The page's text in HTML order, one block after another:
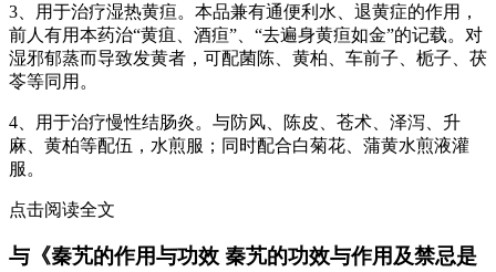
3、用于治疗湿热黄疸。本品兼有通便利水、退黄症的作用，
前人有用本药治“黄疽、酒疸”、“去遍身黄疸如金”的记载。对
湿邪郁蒸而导致发黄者，可配菌陈、黄柏、车前子、栀子、茯
苓等同用。
4、用于治疗慢性结肠炎。与防风、陈皮、苍术、泽泻、升
麻、黄柏等配伍，水煎服；同时配合白菊花、蒲黄水煎液灌
服。
点击阅读全文
与《秦艽的作用与功效 秦艽的功效与作用及禁忌是